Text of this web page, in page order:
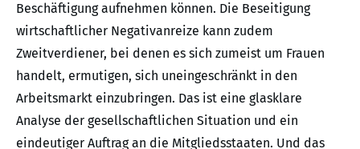
Beschäftigung aufnehmen können. Die Beseitigung
wirtschaftlicher Negativanreize kann zudem
Zweitverdiener, bei denen es sich zumeist um Frauen
handelt, ermutigen, sich uneingeschränkt in den
Arbeitsmarkt einzubringen. Das ist eine glasklare
Analyse der gesellschaftlichen Situation und ein
eindeutiger Auftrag an die Mitgliedsstaaten. Und das